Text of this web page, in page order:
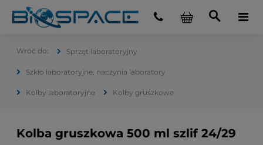
Sprzęt laboratoryjny
Szkło laboratoryjne, naczynia laboratory
Kolby laboratoryjne Kolby gruszkowe
Kolba gruszkowa 500 ml szlif 24/29